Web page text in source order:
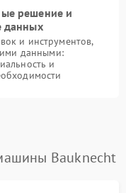
решение и
данных
и инструментов,
данными:
и
Bauknecht